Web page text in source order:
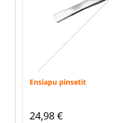
Ensiapu pinsetit
24,98€